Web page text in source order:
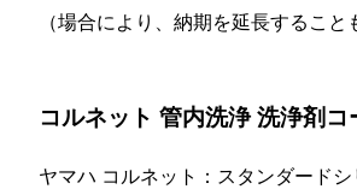
（場合により、納期を延長すること
コルネット 管内洗浄 洗浄剤コ
ヤマハ コルネット：スタンダードシ